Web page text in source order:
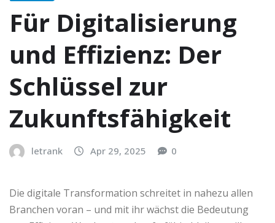
Für Digitalisierung
und Effizienz: Der
Schlüssel zur
Zukunftsfähigkeit
letrank Apr 29, 2025 0
Die digitale Transformation schreitet in nahezu allen
Branchen voran – und mit ihr wächst die Bedeutung